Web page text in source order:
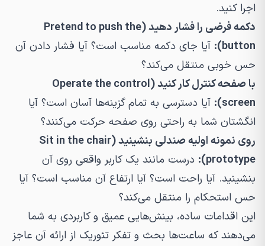
اجرا کنید.
دکمه فرضی را فشار دهید (Pretend to push the
button):
آیا جای دکمه مناسب است؟ آیا فشار دادن آن
حس خوبی منتقل می‌کند؟
با صفحه کنترل کار کنید (Operate the control
screen):
آیا دسترسی به تمام گزینه‌ها آسان است؟ آیا
انگشتان شما به راحتی روی صفحه حرکت می‌کنند؟
روی نمونه اولیه صندلی بنشینید (Sit in the chair
prototype):
درست مانند یک کاربر واقعی روی آن
بنشینید. آیا راحت است؟ آیا ارتفاع آن مناسب است؟ آیا
حس استحکام را منتقل می‌کند؟
این اقدامات ساده، بینش‌هایی عمیق و کاربردی به شما
می‌دهند که ساعت‌ها بحث و تفکر تئوریک از ارائه آن عاجز